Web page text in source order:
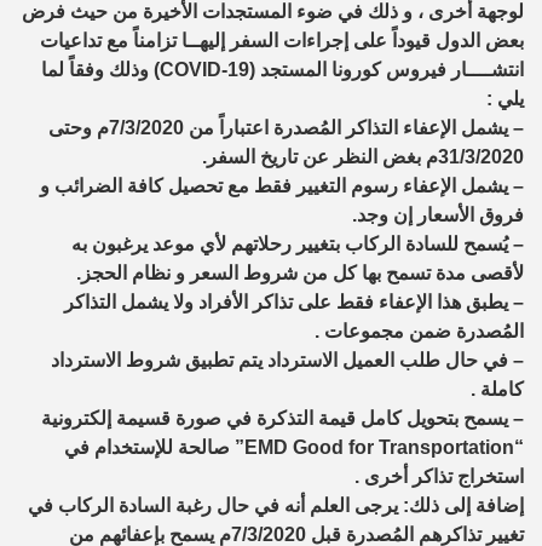
لوجهة أخرى ، و ذلك في ضوء المستجدات الأخيرة من حيث فرض
بعض الدول قيوداً على إجراءات السفر إليهــا تزامناً مع تداعيات
انتشــــار فيروس كورونا المستجد (COVID-19) وذلك وفقاً لما
يلي :
– يشمل الإعفاء التذاكر المُصدرة اعتباراً من 7/3/2020م وحتى
31/3/2020م بغض النظر عن تاريخ السفر.
– يشمل الإعفاء رسوم التغيير فقط مع تحصيل كافة الضرائب و
فروق الأسعار إن وجد.
– يُسمح للسادة الركاب بتغيير رحلاتهم لأي موعد يرغبون به
لأقصى مدة تسمح بها كل من شروط السعر و نظام الحجز.
– يطبق هذا الإعفاء فقط على تذاكر الأفراد ولا يشمل التذاكر
المُصدرة ضمن مجموعات .
– في حال طلب العميل الاسترداد يتم تطبيق شروط الاسترداد
كاملة .
– يسمح بتحويل كامل قيمة التذكرة في صورة قسيمة إلكترونية
“EMD Good for Transportation” صالحة للإستخدام في
استخراج تذاكر أخرى .
إضافة إلى ذلك: يرجى العلم أنه في حال رغبة السادة الركاب في
تغيير تذاكرهم المُصدرة قبل 7/3/2020م يسمح بإعفائهم من